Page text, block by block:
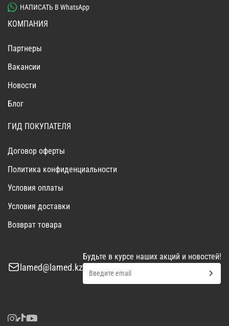
НАПИСАТЬ В WhatsApp
КОМПАНИЯ
Партнеры
Вакансии
Новости
Блог
ГИД ПОКУПАТЕЛЯ
Договор оферты
Политика конфиденциальности
Условия оплаты
Условия доставки
Возврат товара
lamed@lamed.kz
Будьте в курсе наших акций и новостей!